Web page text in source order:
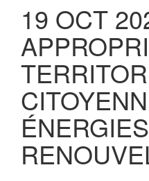
19 OCT
ÉNERGIES